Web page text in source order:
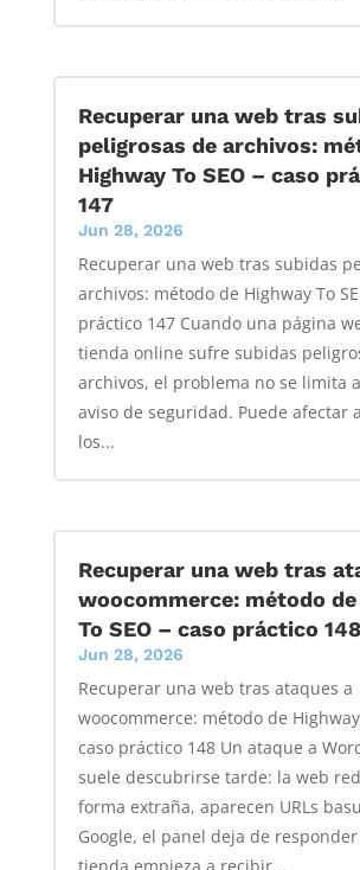
Recuperar una web tras
peligrosas de archivos:
Highway To SEO – caso
147
Jun 28, 2026
Recuperar una web tras subidas
archivos: método de Highway To
práctico 147 Cuando una página
tienda online sufre subidas
archivos, el problema no se limita
aviso de seguridad. Puede afectar
los...
Recuperar una web tras
woocommerce: método de
To SEO – caso práctico 148
Jun 28, 2026
Recuperar una web tras ataques a
woocommerce: método de Highway
caso práctico 148 Un ataque a
suele descubrirse tarde: la web
forma extraña, aparecen URLs
Google, el panel deja de